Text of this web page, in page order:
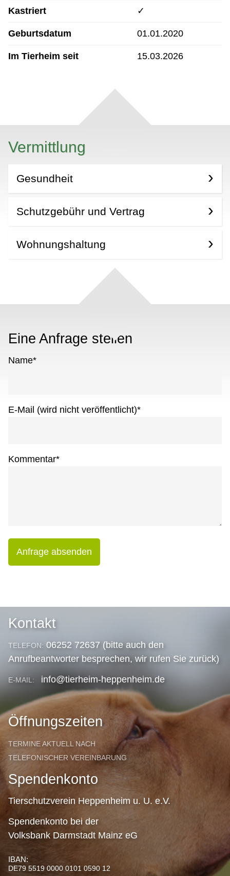
Kastriert ✓
Geburtsdatum 01.01.2020
Im Tierheim seit 15.03.2026
Vermittlung
Gesundheit
Schutzgebühr und Vertrag
Wohnungshaltung
Eine Anfrage stellen
Name*
E-Mail (wird nicht veröffentlicht)*
Kommentar*
Anfrage absenden
Kontakt
TELEFON: 06252 72637 (bitte auch den
Anrufbeantworter besprechen, wir rufen Sie zurück)
E-MAIL: info@tierheim-heppenheim.de
Öffnungszeiten
TERMINE AKTUELL NACH
TELEFONISCHER VEREINBARUNG
Spendenkonto
Tierschutzverein Heppenheim u. U. e.V.
Spendenkonto bei der
Volksbank Darmstadt Mainz eG
IBAN:
DE79 5519 0000 0101 0590 12